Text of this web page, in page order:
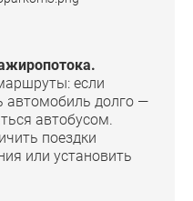
если
автомобиль долго —
автобусом.
поездки
или установить